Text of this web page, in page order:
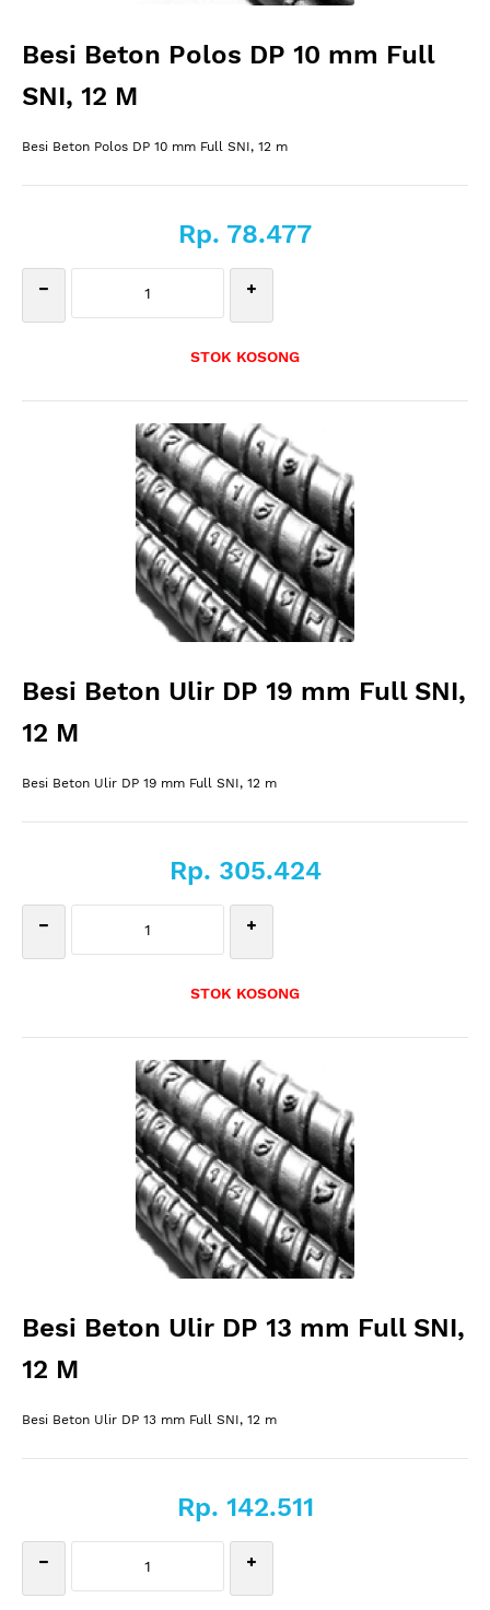
Besi Beton Polos DP 10 mm Full
SNI, 12 M
Besi Beton Polos DP 10 mm Full SNI, 12 m
Rp. 78.477
STOK KOSONG
Besi Beton Ulir DP 19 mm Full SNI,
12 M
Besi Beton Ulir DP 19 mm Full SNI, 12 m
Rp. 305.424
STOK KOSONG
Besi Beton Ulir DP 13 mm Full SNI,
12 M
Besi Beton Ulir DP 13 mm Full SNI, 12 m
Rp. 142.511